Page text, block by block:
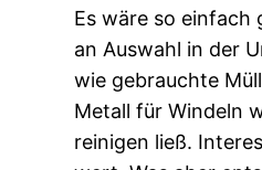
Es wäre so einfach
an Auswahl in der
wie gebrauchte
Metall für Windeln
reinigen ließ.